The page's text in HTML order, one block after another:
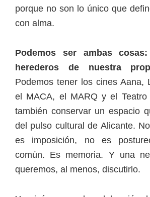
porque no son lo único que
con alma.
Podemos ser ambas
herederos de nuestra
Podemos tener los cines Aana,
el MACA, el MARQ y el Teatro
también conservar un espacio
del pulso cultural de Alicante.
es imposición, no es
común. Es memoria. Y una
queremos, al menos, discutirlo.